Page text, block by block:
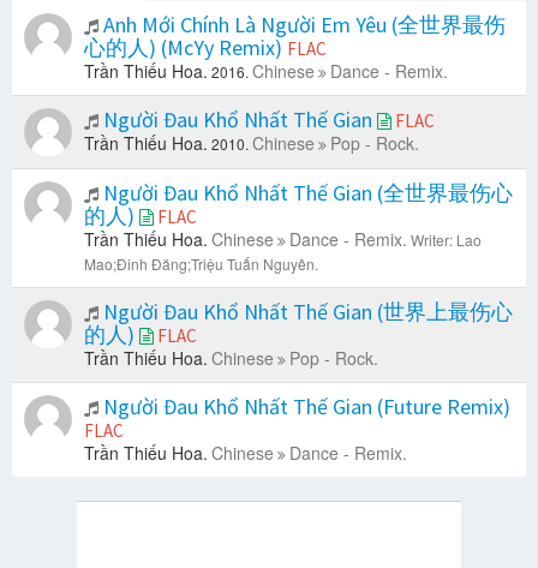
Anh Mới Chính Là Người Em Yêu (全世界最伤
心的人) (McYy Remix) FLAC
Trần Thiếu Hoa. 2016. Chinese Dance - Remix.
Người Đau Khổ Nhất Thế Gian FLAC
Trần Thiếu Hoa. 2010. Chinese Pop - Rock.
Người Đau Khổ Nhất Thế Gian (全世界最伤心
的人)
FLAC
Trần Thiếu Hoa. Chinese Dance - Remix. Writer: Lao
Mao;Đinh Đăng;Triệu Tuấn Nguyên.
Người Đau Khổ Nhất Thế Gian (世界上最伤心
的人)
FLAC
Trần Thiếu Hoa. Chinese Pop - Rock.
Người Đau Khổ Nhất Thế Gian (Future Remix)
FLAC
Trần Thiếu Hoa. Chinese Dance - Remix.